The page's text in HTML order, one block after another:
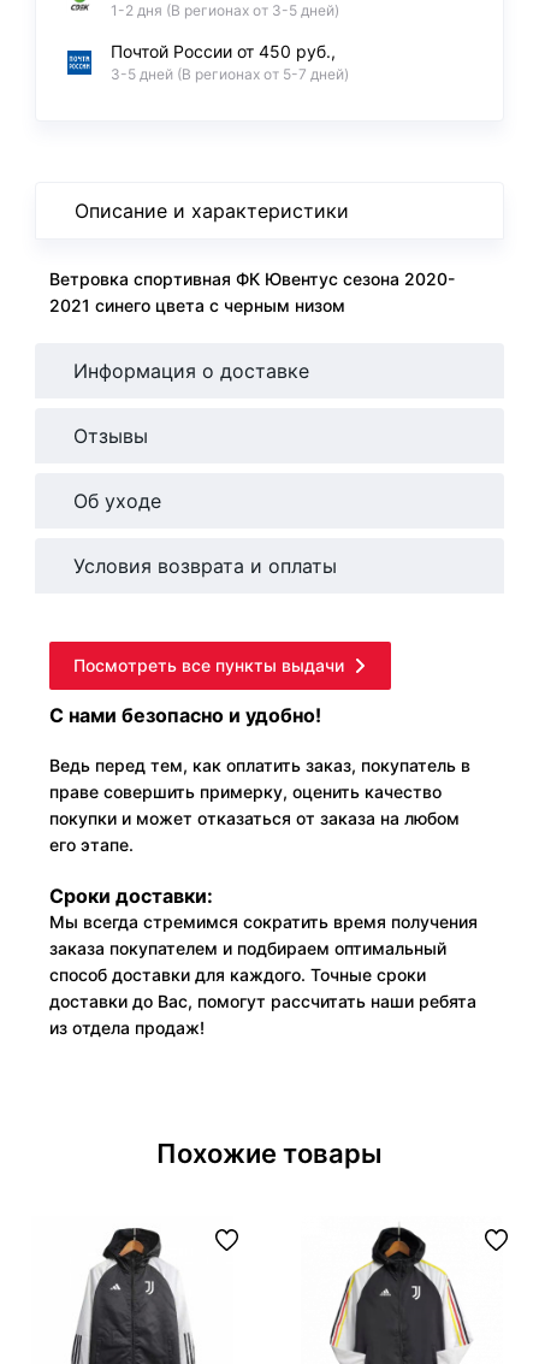
1-2 дня (В регионах от 3-5 дней)
Почтой России от 450 руб.,
3-5 дней (В регионах от 5-7 дней)
Описание и характеристики
Ветровка спортивная ФК Ювентус сезона 2020-
2021 синего цвета с черным низом
Информация о доставке
Отзывы
Об уходе
Условия возврата и оплаты
Посмотреть все пункты выдачи
С нами безопасно и удобно!
Ведь перед тем, как оплатить заказ, покупатель в
праве совершить примерку, оценить качество
покупки и может отказаться от заказа на любом
его этапе.
Сроки доставки:
Мы всегда стремимся сократить время получения
заказа покупателем и подбираем оптимальный
способ доставки для каждого. Точные сроки
доставки до Вас, помогут рассчитать наши ребята
из отдела продаж!
Похожие товары